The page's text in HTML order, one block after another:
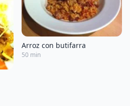
Arroz con butifarra
50 min